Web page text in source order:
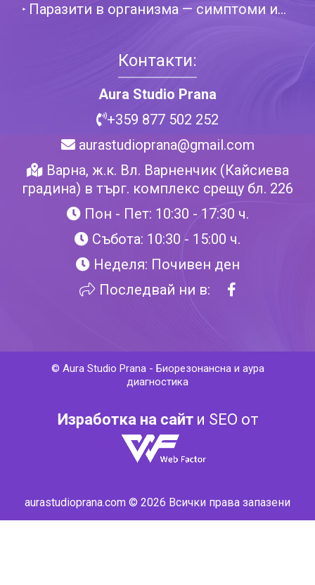
Паразити в организма — симптоми и...
Контакти:
Aura Studio Prana
+359 877 502 252
aurastudioprana@gmail.com
Варна, ж.к. Вл. Варненчик (Кайсиева
градина) в търг. комплекс срещу бл. 226
Пон - Пет: 10:30 - 17:30 ч.
Събота: 10:30 - 15:00 ч.
Неделя: Почивен ден
Последвай ни в:
© Aura Studio Prana- Биорезонансна и аура
диагностика
Изработка на сайти SEO от
aurastudioprana.com © 2026 Всички права запазени